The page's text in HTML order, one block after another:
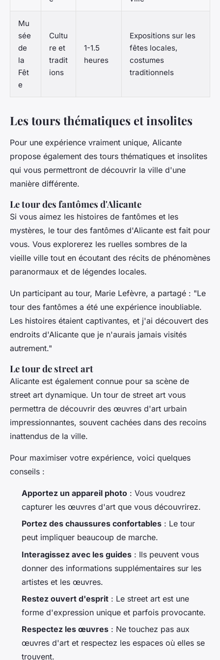
Mu
sée
de
la
Fêt
e
Cultu
re et
tradit
ions
1-1.5
heures
Expositions sur les
fêtes locales,
costumes
traditionnels
Les tours thématiques et insolites
Pour une expérience vraiment unique, Alicante
propose également des tours thématiques et insolites
qui vous permettront de découvrir la ville d'une
manière différente.
Le tour des fantômes d'Alicante
Si vous aimez les histoires de fantômes et les
mystères, le tour des fantômes d'Alicante est fait pour
vous. Vous explorerez les ruelles sombres de la
vieille ville tout en écoutant des récits de phénomènes
paranormaux et de légendes locales.
Un participant au tour, Marie Lefèvre, a partagé : "Le
tour des fantômes a été une expérience inoubliable.
Les histoires étaient captivantes, et j'ai découvert des
endroits d'Alicante que je n'aurais jamais visités
autrement."
Le tour de street art
Alicante est également connue pour sa scène de
street art dynamique. Un tour de street art vous
permettra de découvrir des œuvres d'art urbain
impressionnantes, souvent cachées dans des recoins
inattendus de la ville.
Pour maximiser votre expérience, voici quelques
conseils :
Apportez un appareil photo : Vous voudrez
capturer les œuvres d'art que vous découvrirez.
Portez des chaussures confortables : Le tour
peut impliquer beaucoup de marche.
Interagissez avec les guides : Ils peuvent vous
donner des informations supplémentaires sur les
artistes et les œuvres.
Restez ouvert d'esprit : Le street art est une
forme d'expression unique et parfois provocante.
Respectez les œuvres : Ne touchez pas aux
œuvres d'art et respectez les espaces où elles se
trouvent.